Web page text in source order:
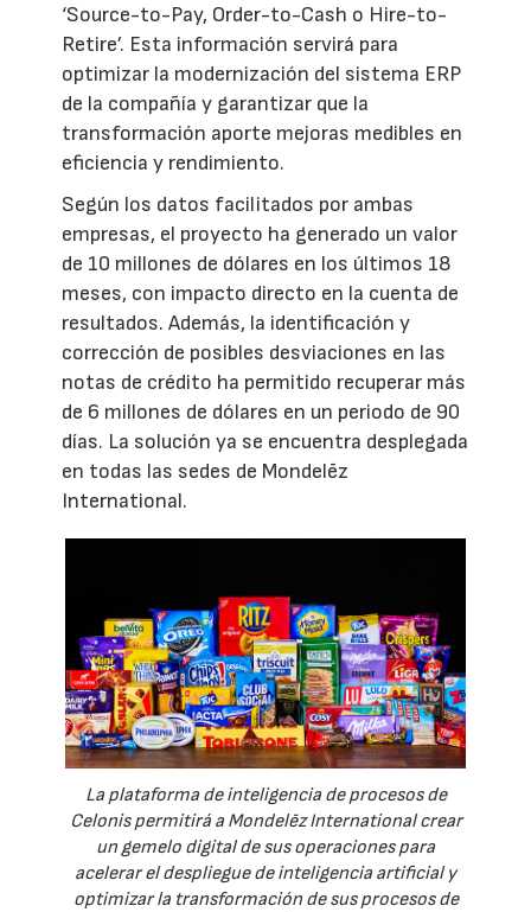
‘Source-to-Pay, Order-to-Cash o Hire-to-
Retire’. Esta información servirá para
optimizar la modernización del sistema ERP
de la compañía y garantizar que la
transformación aporte mejoras medibles en
eficiencia y rendimiento.
Según los datos facilitados por ambas
empresas, el proyecto ha generado un valor
de 10 millones de dólares en los últimos 18
meses, con impacto directo en la cuenta de
resultados. Además, la identificación y
corrección de posibles desviaciones en las
notas de crédito ha permitido recuperar más
de 6 millones de dólares en un periodo de 90
días. La solución ya se encuentra desplegada
en todas las sedes de Mondelēz
International.
La plataforma de inteligencia de procesos de
Celonis permitirá a Mondelēz International crear
un gemelo digital de sus operaciones para
acelerar el despliegue de inteligencia artificial y
optimizar la transformación de sus procesos de